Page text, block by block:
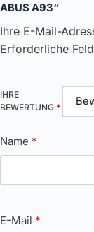
ABUS A93“
Ihre E-Mail-
Erforderliche
IHRE
BEWERTUNG *
Name *
E-Mail *